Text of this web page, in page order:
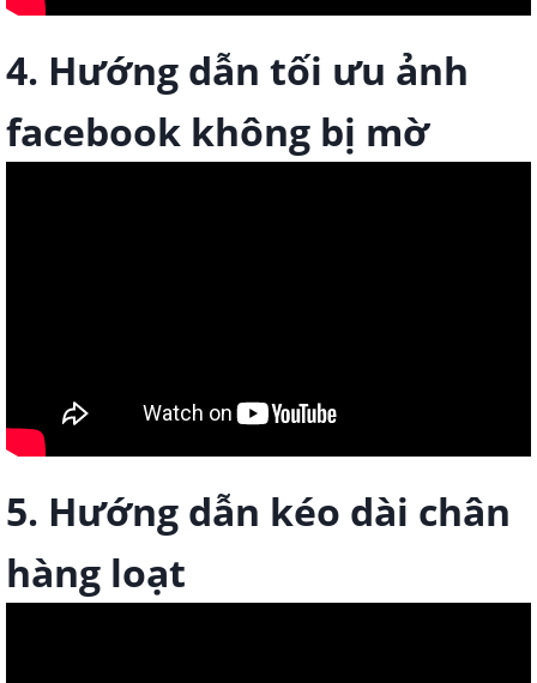
4. Hướng dẫn tối ưu ảnh
facebook không bị mờ
5. Hướng dẫn kéo dài chân
hàng loạt